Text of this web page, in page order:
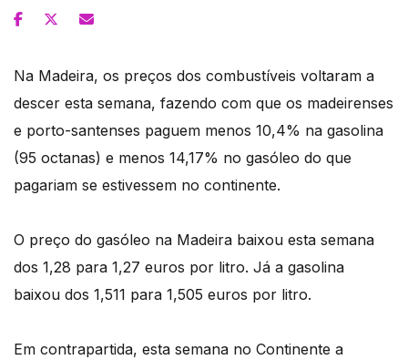
Na Madeira, os preços dos combustíveis voltaram a
descer esta semana, fazendo com que os madeirenses
e porto-santenses paguem menos 10,4% na gasolina
(95 octanas) e menos 14,17% no gasóleo do que
pagariam se estivessem no continente.
O preço do gasóleo na Madeira baixou esta semana
dos 1,28 para 1,27 euros por litro. Já a gasolina
baixou dos 1,511 para 1,505 euros por litro.
Em contrapartida, esta semana no Continente a